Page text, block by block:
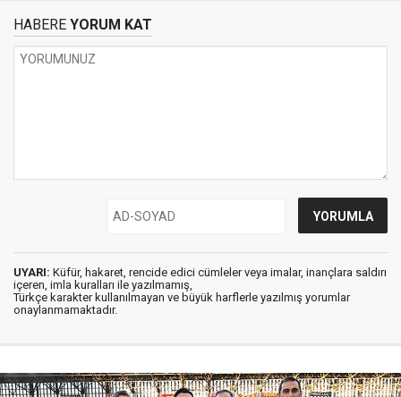
HABERE YORUM KAT
UYARI: Küfür, hakaret, rencide edici cümleler veya imalar, inançlara saldırı
içeren, imla kuralları ile yazılmamış,
Türkçe karakter kullanılmayan ve büyük harflerle yazılmış yorumlar
onaylanmamaktadır.